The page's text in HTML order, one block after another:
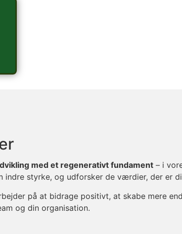
med et regenerativt fundament – i
indre styrke, og udforsker de værdier, der er
på at bidrage positivt, at skabe mere
og din organisation.